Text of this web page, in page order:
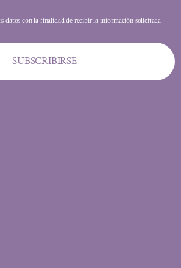
datos con la finalidad de recibir la información solicitada
SUBSCRIBIRSE